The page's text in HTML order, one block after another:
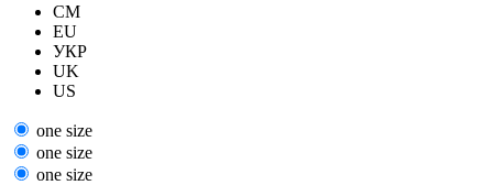
CM
EU
УКР
UK
US
one size
one size
one size